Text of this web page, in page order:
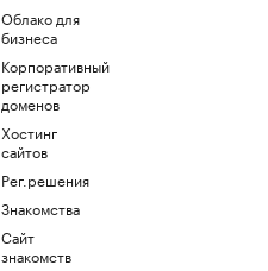
Облако для
бизнеса
Корпоративный
регистратор
доменов
Хостинг
сайтов
Рег.решения
Знакомства
Сайт
знакомств